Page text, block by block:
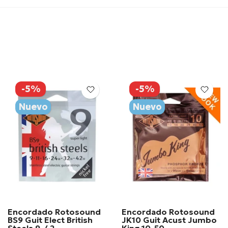
-5%
Nuevo
Encordado Rotosound
BS9 Guit Elect British
-5%
Nuevo
Encordado Rotosound
JK10 Guit Acust Jumbo